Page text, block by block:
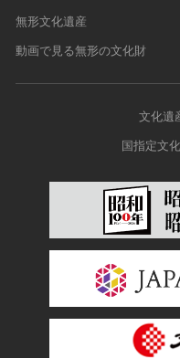
無形文化遺産
動画で見る無形の文化財
文化遺
国指定文